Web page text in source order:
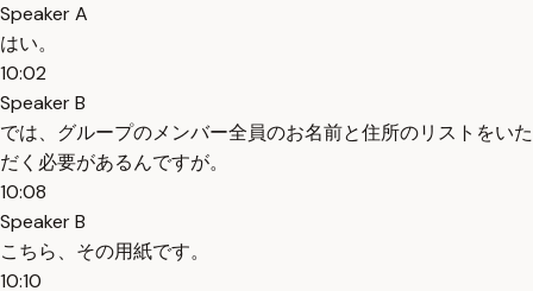
Speaker A
はい。
10:02
Speaker B
では、グループのメンバー全員のお名前と住所のリストをいた
だく必要があるんですが。
10:08
Speaker B
こちら、その用紙です。
10:10